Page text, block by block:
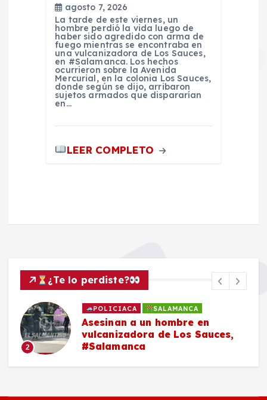
agosto 7, 2026
La tarde de este viernes, un
hombre perdió la vida luego de
haber sido agredido con arma de
fuego mientras se encontraba en
una vulcanizadora de Los Sauces,
en #Salamanca. Los hechos
ocurrieron sobre la Avenida
Mercurial, en la colonia Los Sauces,
donde según se dijo, arribaron
sujetos armados que dispararían
en…
LEER COMPLETO
¿Te lo perdiste?
2
POLICIACA SALAMANCA
Asesinan a un hombre en
vulcanizadora de Los Sauces,
#Salamanca